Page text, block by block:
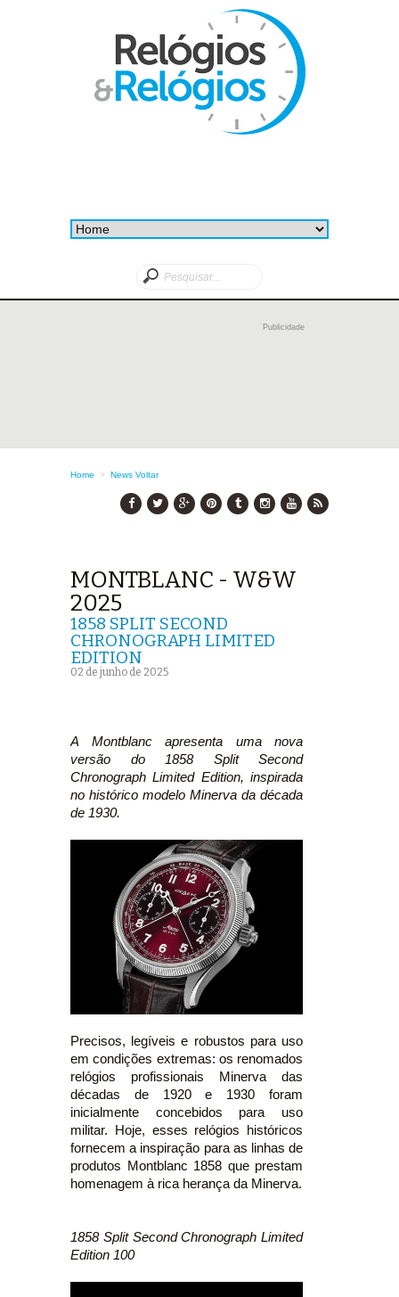
Publicidade
Home > News Voltar
MONTBLANC - W&W
2025
1858 SPLIT SECOND
CHRONOGRAPH LIMITED
EDITION
02 de junho de 2025
A Montblanc apresenta uma nova
versão do 1858 Split Second
Chronograph Limited Edition, inspirada
no histórico modelo Minerva da década
de 1930.
Precisos, legíveis e robustos para uso
em condições extremas: os renomados
relógios profissionais Minerva das
décadas de 1920 e 1930 foram
inicialmente concebidos para uso
militar. Hoje, esses relógios históricos
fornecem a inspiração para as linhas de
produtos Montblanc 1858 que prestam
homenagem à rica herança da Minerva.
1858 Split Second Chronograph Limited
Edition 100